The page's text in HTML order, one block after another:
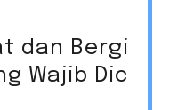
dan Bergi
Wajib Dic